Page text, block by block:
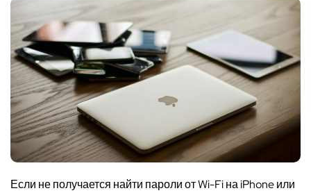
Если не получается найти пароли от Wi-Fi на iPhone или